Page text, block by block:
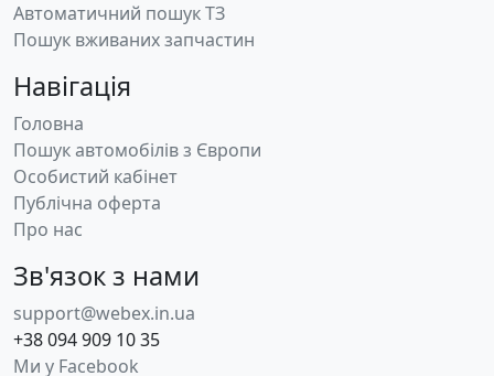
Автоматичний пошук ТЗ
Пошук вживаних запчастин
Навігація
Головна
Пошук автомобілів з Європи
Особистий кабінет
Публічна оферта
Про нас
Зв'язок з нами
support@webex.in.ua
+38 094 909 10 35
Ми у Facebook